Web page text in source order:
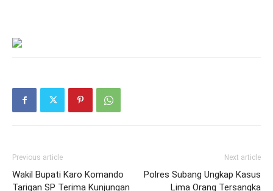
Previous article
Wakil Bupati Karo Komando
Tarigan SP Terima Kunjungan
Next article
Polres Subang Ungkap Kasus
Lima Orang Tersangka